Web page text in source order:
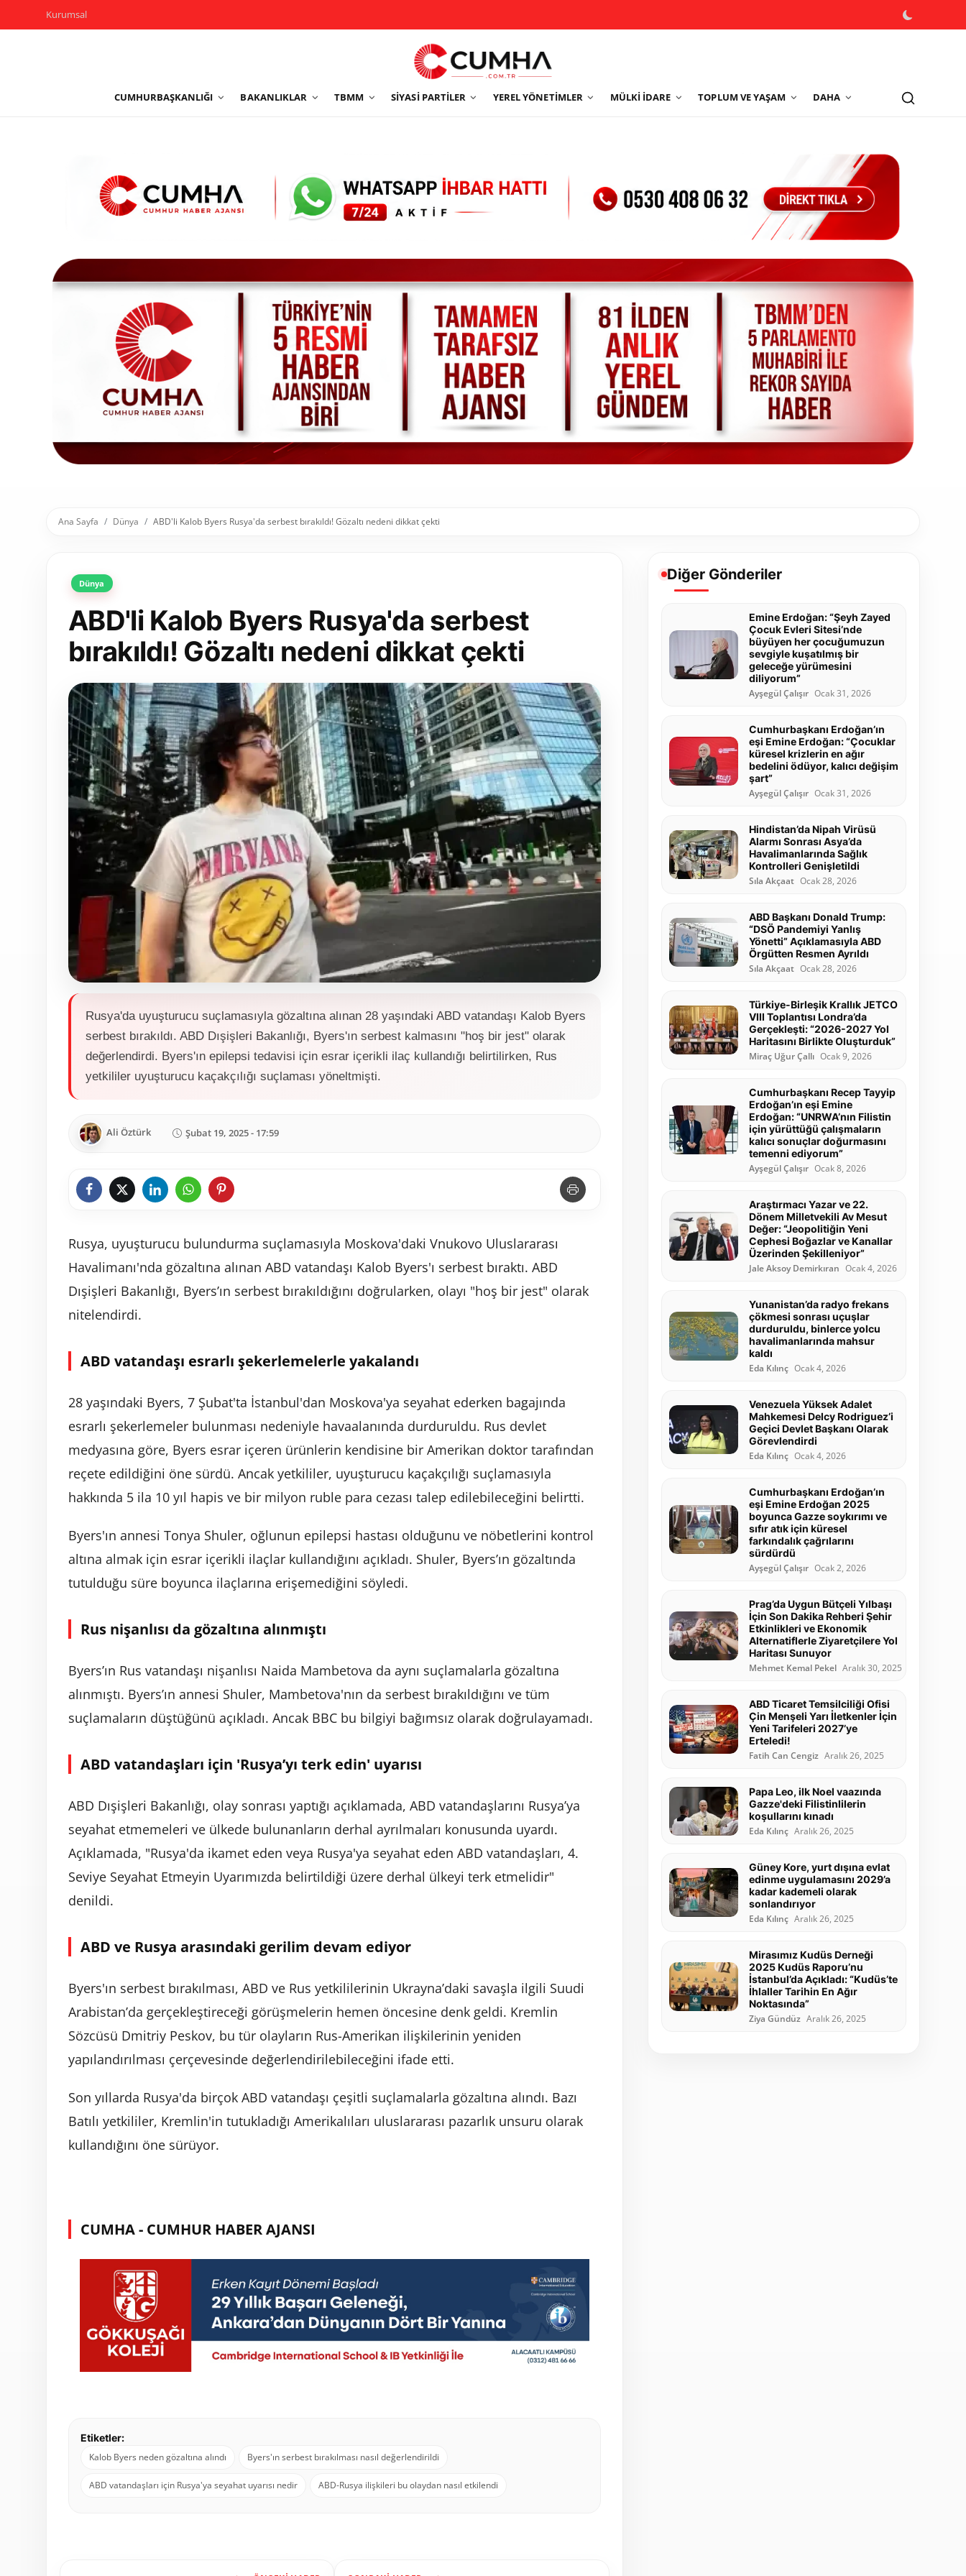
Kurumsal
CUMHURBAŞKANLIĞI BAKANLIKLAR TBMM SIYASI PARTILER YEREL YÖNETIMLER MÜLKI İDARE TOPLUM VE YAŞAM DAHA
Yerel Yönetimler
Sivil Toplum Kuruluşları
Kamu Kurumları ve Üst Kurullar
Resmi Reklamlar
Ana Sayfa Dünya ABD'li Kalob Byers Rusya'da serbest bırakıldı! Gözaltı nedeni dikkat çekti
Dünya
ABD'li Kalob Byers Rusya'da serbest
bırakıldı! Gözaltı nedeni dikkat çekti
Rusya'da uyuşturucu suçlamasıyla gözaltına alınan 28 yaşındaki ABD vatandaşı Kalob Byers
serbest bırakıldı. ABD Dışişleri Bakanlığı, Byers'ın serbest kalmasını "hoş bir jest" olarak
değerlendirdi. Byers'ın epilepsi tedavisi için esrar içerikli ilaç kullandığı belirtilirken, Rus
yetkililer uyuşturucu kaçakçılığı suçlaması yöneltmişti.
Ali Öztürk Şubat 19, 2025 - 17:59
Rusya, uyuşturucu bulundurma suçlamasıyla Moskova'daki Vnukovo Uluslararası
Havalimanı'nda gözaltına alınan ABD vatandaşı Kalob Byers'ı serbest bıraktı. ABD
Dışişleri Bakanlığı, Byers’ın serbest bırakıldığını doğrularken, olayı "hoş bir jest" olarak
nitelendirdi.
ABD vatandaşı esrarlı şekerlemelerle yakalandı
28 yaşındaki Byers, 7 Şubat'ta İstanbul'dan Moskova'ya seyahat ederken bagajında
esrarlı şekerlemeler bulunması nedeniyle havaalanında durduruldu. Rus devlet
medyasına göre, Byers esrar içeren ürünlerin kendisine bir Amerikan doktor tarafından
reçete edildiğini öne sürdü. Ancak yetkililer, uyuşturucu kaçakçılığı suçlamasıyla
hakkında 5 ila 10 yıl hapis ve bir milyon ruble para cezası talep edilebileceğini belirtti.
Byers'ın annesi Tonya Shuler, oğlunun epilepsi hastası olduğunu ve nöbetlerini kontrol
altına almak için esrar içerikli ilaçlar kullandığını açıkladı. Shuler, Byers’ın gözaltında
tutulduğu süre boyunca ilaçlarına erişemediğini söyledi.
Rus nişanlısı da gözaltına alınmıştı
Byers’ın Rus vatandaşı nişanlısı Naida Mambetova da aynı suçlamalarla gözaltına
alınmıştı. Byers’ın annesi Shuler, Mambetova'nın da serbest bırakıldığını ve tüm
suçlamaların düştüğünü açıkladı. Ancak BBC bu bilgiyi bağımsız olarak doğrulayamadı.
ABD vatandaşları için 'Rusya’yı terk edin' uyarısı
ABD Dışişleri Bakanlığı, olay sonrası yaptığı açıklamada, ABD vatandaşlarını Rusya’ya
seyahat etmemeleri ve ülkede bulunanların derhal ayrılmaları konusunda uyardı.
Açıklamada, "Rusya'da ikamet eden veya Rusya'ya seyahat eden ABD vatandaşları, 4.
Seviye Seyahat Etmeyin Uyarımızda belirtildiği üzere derhal ülkeyi terk etmelidir"
denildi.
ABD ve Rusya arasındaki gerilim devam ediyor
Byers'ın serbest bırakılması, ABD ve Rus yetkililerinin Ukrayna’daki savaşla ilgili Suudi
Arabistan’da gerçekleştireceği görüşmelerin hemen öncesine denk geldi. Kremlin
Sözcüsü Dmitriy Peskov, bu tür olayların Rus-Amerikan ilişkilerinin yeniden
yapılandırılması çerçevesinde değerlendirilebileceğini ifade etti.
Son yıllarda Rusya'da birçok ABD vatandaşı çeşitli suçlamalarla gözaltına alındı. Bazı
Batılı yetkililer, Kremlin'in tutukladığı Amerikalıları uluslararası pazarlık unsuru olarak
kullandığını öne sürüyor.
CUMHA - CUMHUR HABER AJANSI
Etiketler:
Kalob Byers neden gözaltına alındı
Byers'ın serbest bırakılması nasıl değerlendirildi
ABD vatandaşları için Rusya'ya seyahat uyarısı nedir ABD-Rusya ilişkileri bu olaydan nasıl etkilendi
Diğer Gönderiler
Emine Erdoğan: “Şeyh Zayed
Çocuk Evleri Sitesi’nde
büyüyen her çocuğumuzun
sevgiyle kuşatılmış bir
geleceğe yürümesini
diliyorum”
Ayşegül Çalışır Ocak 31, 2026
Cumhurbaşkanı Erdoğan’ın
eşi Emine Erdoğan: “Çocuklar
küresel krizlerin en ağır
bedelini ödüyor, kalıcı değişim
şart”
Ayşegül Çalışır Ocak 31, 2026
Hindistan’da Nipah Virüsü
Alarmı Sonrası Asya’da
Havalimanlarında Sağlık
Kontrolleri Genişletildi
Sıla Akçaat Ocak 28, 2026
ABD Başkanı Donald Trump:
“DSÖ Pandemiyi Yanlış
Yönetti” Açıklamasıyla ABD
Örgütten Resmen Ayrıldı
Sıla Akçaat Ocak 28, 2026
Türkiye-Birleşik Krallık JETCO
VIII Toplantısı Londra’da
Gerçekleşti: “2026-2027 Yol
Haritasını Birlikte Oluşturduk”
Miraç Uğur Çallı Ocak 9, 2026
Cumhurbaşkanı Recep Tayyip
Erdoğan’ın eşi Emine
Erdoğan: “UNRWA’nın Filistin
için yürüttüğü çalışmaların
kalıcı sonuçlar doğurmasını
temenni ediyorum”
Ayşegül Çalışır Ocak 8, 2026
Araştırmacı Yazar ve 22.
Dönem Milletvekili Av Mesut
Değer: “Jeopolitiğin Yeni
Cephesi Boğazlar ve Kanallar
Üzerinden Şekilleniyor”
Jale Aksoy Demirkıran Ocak 4, 2026
Yunanistan’da radyo frekans
çökmesi sonrası uçuşlar
durduruldu, binlerce yolcu
havalimanlarında mahsur
kaldı
Eda Kılınç Ocak 4, 2026
Venezuela Yüksek Adalet
Mahkemesi Delcy Rodriguez’i
Geçici Devlet Başkanı Olarak
Görevlendirdi
Eda Kılınç Ocak 4, 2026
Cumhurbaşkanı Erdoğan’ın
eşi Emine Erdoğan 2025
boyunca Gazze soykırımı ve
sıfır atık için küresel
farkındalık çağrılarını
sürdürdü
Ayşegül Çalışır Ocak 2, 2026
Prag’da Uygun Bütçeli Yılbaşı
İçin Son Dakika Rehberi Şehir
Etkinlikleri ve Ekonomik
Alternatiflerle Ziyaretçilere Yol
Haritası Sunuyor
Mehmet Kemal Pekel Aralık 30, 2025
ABD Ticaret Temsilciliği Ofisi
Çin Menşeli Yarı İletkenler İçin
Yeni Tarifeleri 2027’ye
Erteledi!
Fatih Can Cengiz Aralık 26, 2025
Papa Leo, ilk Noel vaazında
Gazze'deki Filistinlilerin
koşullarını kınadı
Eda Kılınç Aralık 26, 2025
Güney Kore, yurt dışına evlat
edinme uygulamasını 2029’a
kadar kademeli olarak
sonlandırıyor
Eda Kılınç Aralık 26, 2025
Mirasımız Kudüs Derneği
2025 Kudüs Raporu’nu
İstanbul’da Açıkladı: “Kudüs’te
İhlaller Tarihin En Ağır
Noktasında”
Ziya Gündüz Aralık 26, 2025